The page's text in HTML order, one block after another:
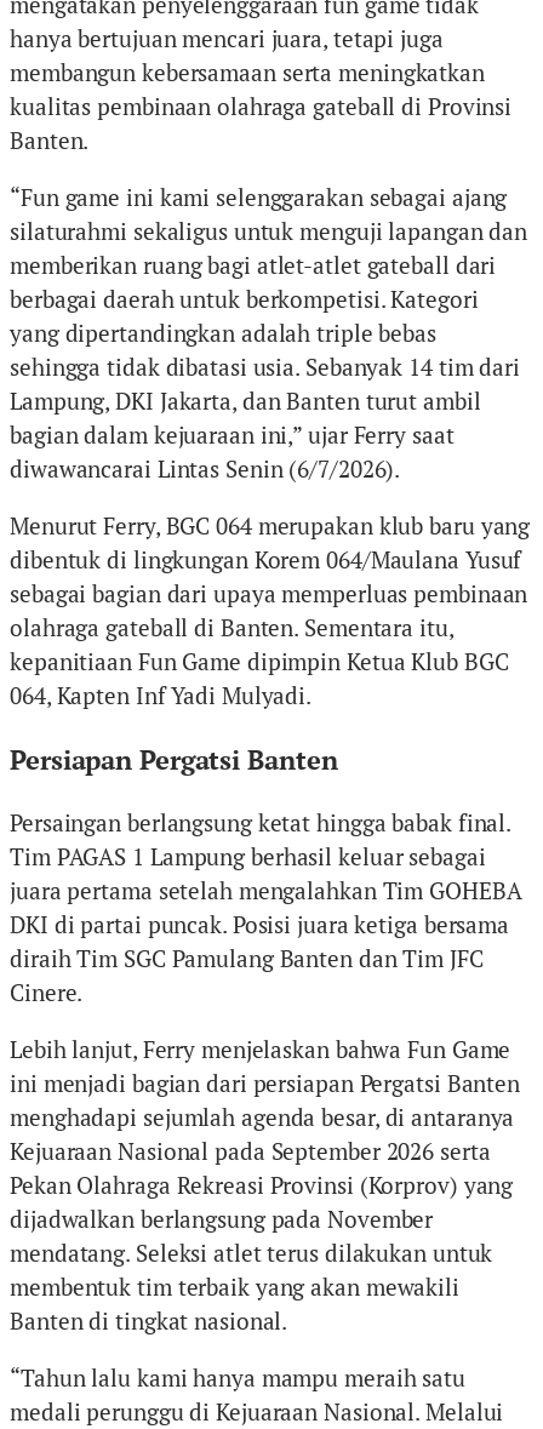
hanya bertujuan mencari juara, tetapi juga
membangun kebersamaan serta meningkatkan
kualitas pembinaan olahraga gateball di Provinsi
Banten.
“Fun game ini kami selenggarakan sebagai ajang
silaturahmi sekaligus untuk menguji lapangan dan
memberikan ruang bagi atlet-atlet gateball dari
berbagai daerah untuk berkompetisi. Kategori
yang dipertandingkan adalah triple bebas
sehingga tidak dibatasi usia. Sebanyak 14 tim dari
Lampung, DKI Jakarta, dan Banten turut ambil
bagian dalam kejuaraan ini,” ujar Ferry saat
diwawancarai Lintas Senin (6/7/2026).
Menurut Ferry, BGC 064 merupakan klub baru yang
dibentuk di lingkungan Korem 064/Maulana Yusuf
sebagai bagian dari upaya memperluas pembinaan
olahraga gateball di Banten. Sementara itu,
kepanitiaan Fun Game dipimpin Ketua Klub BGC
064, Kapten Inf Yadi Mulyadi.
Persiapan Pergatsi Banten
Persaingan berlangsung ketat hingga babak final.
Tim PAGAS 1 Lampung berhasil keluar sebagai
juara pertama setelah mengalahkan Tim GOHEBA
DKI di partai puncak. Posisi juara ketiga bersama
diraih Tim SGC Pamulang Banten dan Tim JFC
Cinere.
Lebih lanjut, Ferry menjelaskan bahwa Fun Game
ini menjadi bagian dari persiapan Pergatsi Banten
menghadapi sejumlah agenda besar, di antaranya
Kejuaraan Nasional pada September 2026 serta
Pekan Olahraga Rekreasi Provinsi (Korprov) yang
dijadwalkan berlangsung pada November
mendatang. Seleksi atlet terus dilakukan untuk
membentuk tim terbaik yang akan mewakili
Banten di tingkat nasional.
“Tahun lalu kami hanya mampu meraih satu
medali perunggu di Kejuaraan Nasional. Melalui